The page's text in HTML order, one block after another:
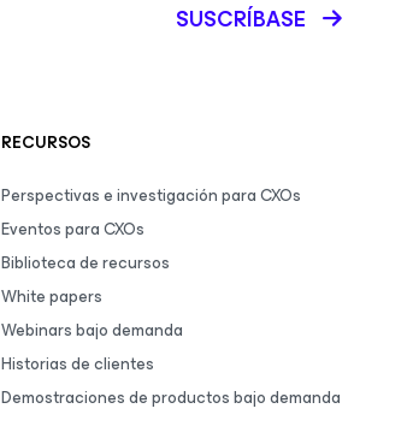
SUSCRÍBASE
RECURSOS
Perspectivas e investigación para CXOs
Eventos para CXOs
Biblioteca de recursos
White papers
Webinars bajo demanda
Historias de clientes
Demostraciones de productos bajo demanda